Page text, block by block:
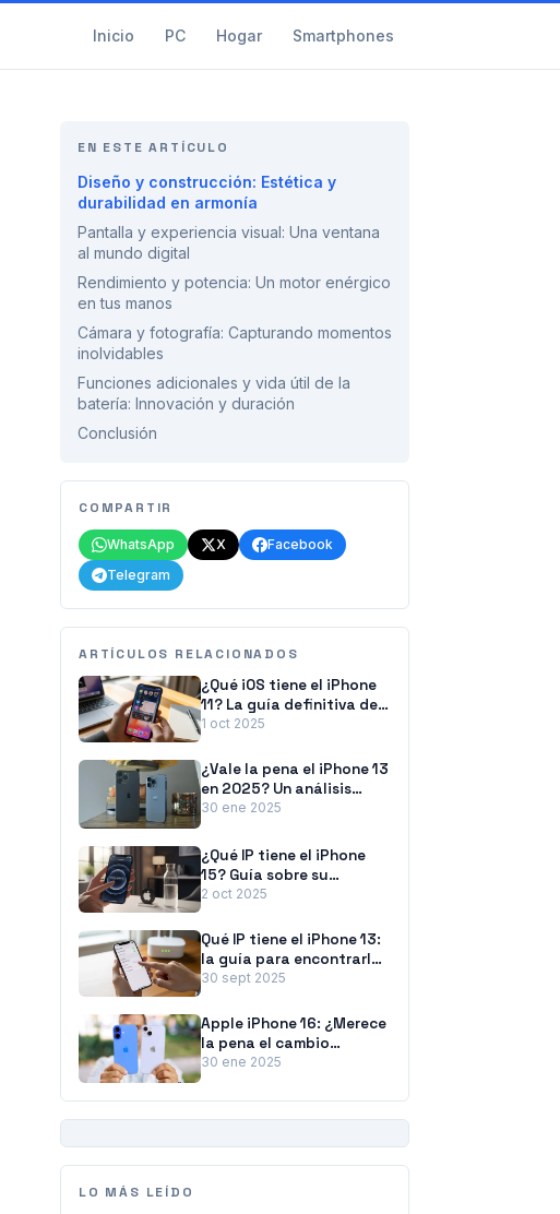
Inicio PC Hogar Smartphones
EN ESTE ARTÍCULO
Diseño y construcción: Estética y
durabilidad en armonía
Pantalla y experiencia visual: Una ventana
al mundo digital
Rendimiento y potencia: Un motor enérgico
en tus manos
Cámara y fotografía: Capturando momentos
inolvidables
Funciones adicionales y vida útil de la
batería: Innovación y duración
Conclusión
COMPARTIR
WhatsApp X
Facebook
Telegram
ARTÍCULOS RELACIONADOS
¿Qué iOS tiene el iPhone
11? La guía definitiva de
sus actualizaciones
1 oct 2025
¿Vale la pena el iPhone 13
en 2025? Un análisis
exhaustivo
30 ene 2025
¿Qué IP tiene el iPhone
15? Guía sobre su
resistencia (IP68) y tu
2 oct 2025
Qué IP tiene el iPhone 13:
la guía para encontrarla
y entenderla
30 sept 2025
Apple iPhone 16: ¿Merece
la pena el cambio
respecto al iPhone 14?
30 ene 2025
LO MÁS LEÍDO